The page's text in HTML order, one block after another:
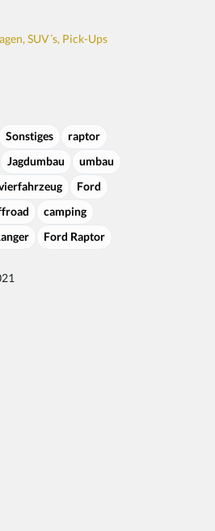
SUV´s, Pick-Ups
Sonstiges
raptor
Jagdumbau
umbau
Ford
camping
Ford Raptor